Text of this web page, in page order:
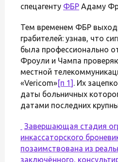
спецагенту ФБР Адаму
Тем временем ФБР
грабителей: узнав, что
была профессионально
Фроули и Чампа
местной
«Vericom»[п 1] . Их
даты больничных
датами последних
Завершающая стадия
инкассаторского
позаимствована из
заключённого,